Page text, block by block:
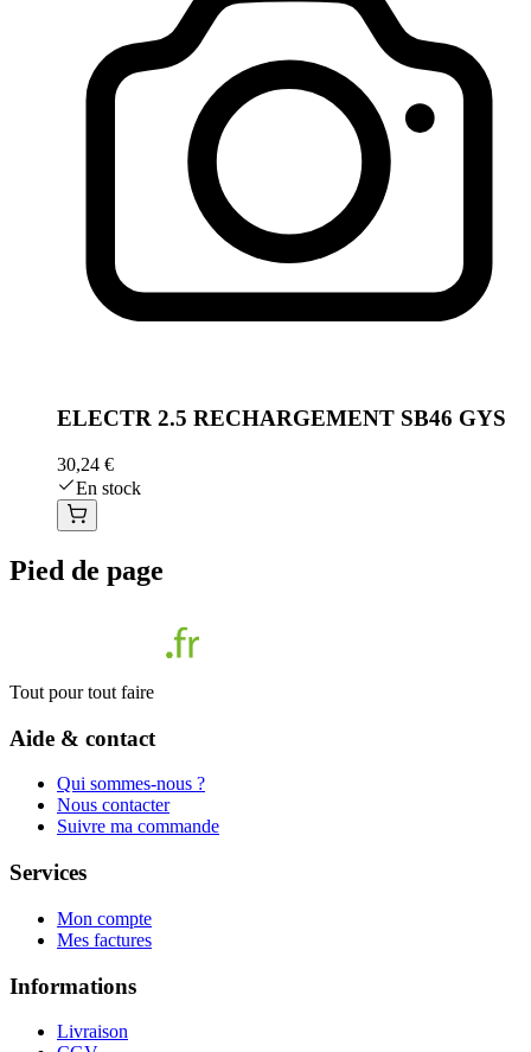
ELECTR 2.5 RECHARGEMENT SB46 GYS
30,24 €
En stock
Pied de page
Tout pour tout faire
Aide & contact
Qui sommes-nous ?
Nous contacter
Suivre ma commande
Services
Mon compte
Mes factures
Informations
Livraison